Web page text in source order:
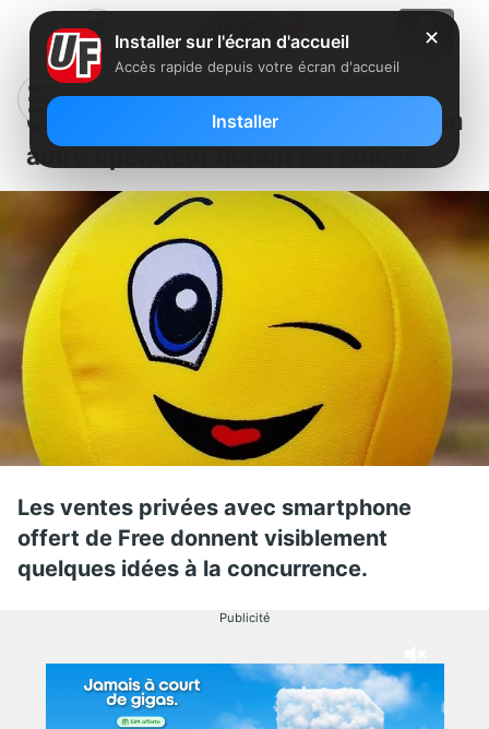
Clin d’oeil : quand Free inspire un
autre opérateur durant les soldes
Les ventes privées avec smartphone
offert de Free donnent visiblement
quelques idées à la concurrence.
Publicité
✕
Installer sur l'écran d'accueil
Accès rapide depuis votre écran d'accueil
Installer